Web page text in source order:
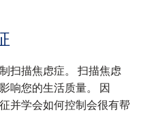
扫描焦虑症。 扫描焦虑
响您的生活质量。 因
并学会如何控制会很有帮